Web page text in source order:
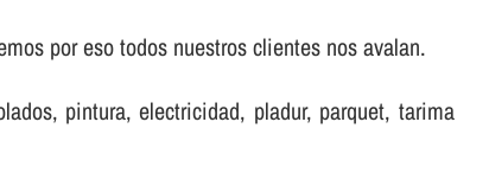
por eso todos nuestros clientes nos avalan.
pintura, electricidad, pladur, parquet, tarima